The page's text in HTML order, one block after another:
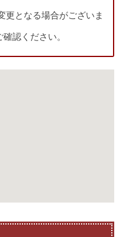
更となる場合がございま
認ください。